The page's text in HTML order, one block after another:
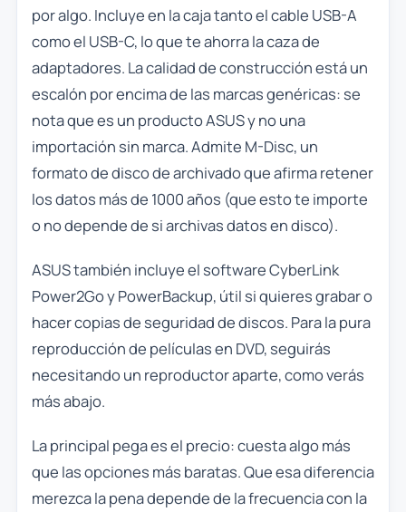
por algo. Incluye en la caja tanto el cable USB-A
como el USB-C, lo que te ahorra la caza de
adaptadores. La calidad de construcción está un
escalón por encima de las marcas genéricas: se
nota que es un producto ASUS y no una
importación sin marca. Admite M-Disc, un
formato de disco de archivado que afirma retener
los datos más de 1000 años (que esto te importe
o no depende de si archivas datos en disco).
ASUS también incluye el software CyberLink
Power2Go y PowerBackup, útil si quieres grabar o
hacer copias de seguridad de discos. Para la pura
reproducción de películas en DVD, seguirás
necesitando un reproductor aparte, como verás
más abajo.
La principal pega es el precio: cuesta algo más
que las opciones más baratas. Que esa diferencia
merezca la pena depende de la frecuencia con la